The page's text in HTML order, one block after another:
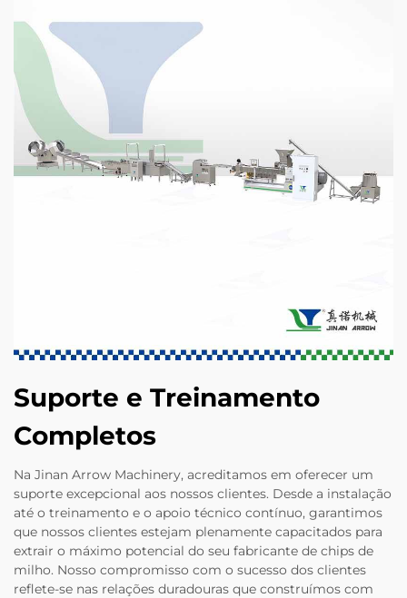
Suporte e Treinamento
Completos
Na Jinan Arrow Machinery, acreditamos em oferecer um
suporte excepcional aos nossos clientes. Desde a instalação
até o treinamento e o apoio técnico contínuo, garantimos
que nossos clientes estejam plenamente capacitados para
extrair o máximo potencial do seu fabricante de chips de
milho. Nosso compromisso com o sucesso dos clientes
reflete-se nas relações duradouras que construímos com